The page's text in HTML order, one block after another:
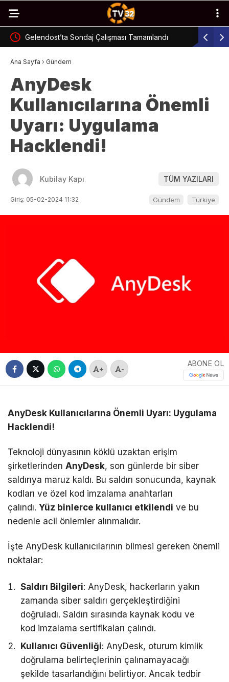
Gelendost’ta Sondaj Çalışması Tamamlandı Ulaşım
Ana Sayfa › Gündem
AnyDesk
Kullanıcılarına Önemli
Uyarı: Uygulama
Hacklendi!
Kubilay Kapı TÜM YAZILARI
Giriş: 05-02-2024 11:32 Gündem Türkiye
+ -
ABONE OL
AnyDesk Kullanıcılarına Önemli Uyarı: Uygulama
Hacklendi!
Teknoloji dünyasının köklü uzaktan erişim
şirketlerinden AnyDesk, son günlerde bir siber
saldırıya maruz kaldı. Bu saldırı sonucunda, kaynak
kodları ve özel kod imzalama anahtarları
çalındı. Yüz binlerce kullanıcı etkilendi ve bu
nedenle acil önlemler alınmalıdır.
İşte AnyDesk kullanıcılarının bilmesi gereken önemli
noktalar:
Saldırı Bilgileri: AnyDesk, hackerların yakın
zamanda siber saldırı gerçekleştirdiğini
doğruladı. Saldırı sırasında kaynak kodu ve
kod imzalama sertifikaları çalındı.
Kullanıcı Güvenliği: AnyDesk, oturum kimlik
doğrulama belirteçlerinin çalınamayacağı
şekilde tasarlandığını belirtiyor. Ancak tedbir